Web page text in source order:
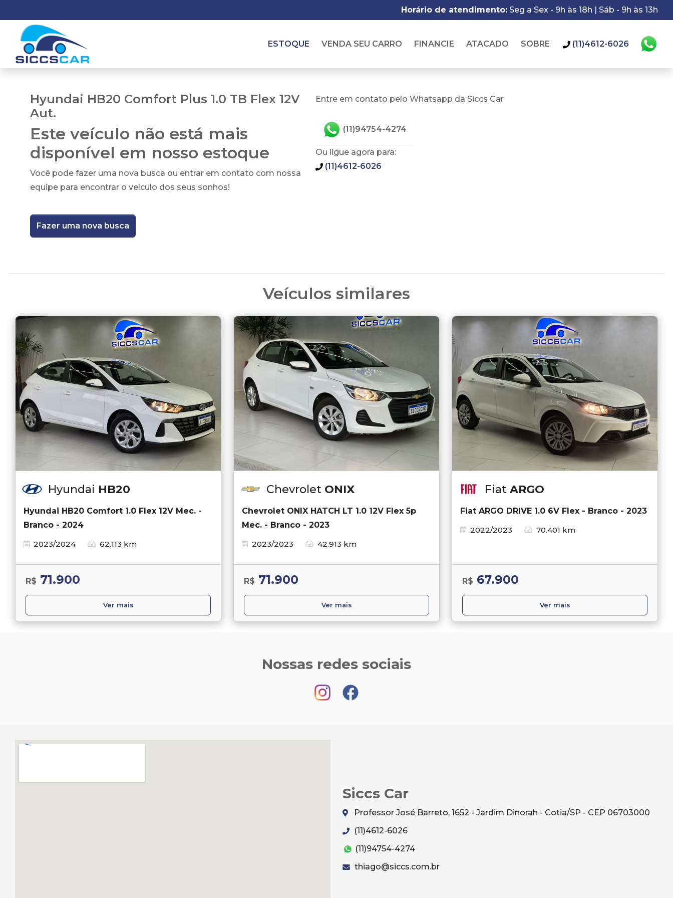
Horário de atendimento: Seg a Sex - 9h às 18h | Sáb - 9h às 13h
ESTOQUE VENDA SEU CARRO FINANCIE ATACADO SOBRE (11)4612-6026
Hyundai HB20 Comfort Plus 1.0 TB Flex 12V
Aut.
Este veículo não está mais
disponível em nosso estoque
Você pode fazer uma nova busca ou entrar em contato com nossa
equipe para encontrar o veículo dos seus sonhos!
Fazer uma nova busca
Entre em contato pelo Whatsapp da Siccs Car
(11)94754-4274
Ou ligue agora para:
(11)4612-6026
Veículos similares
Hyundai HB20
Hyundai HB20 Comfort 1.0 Flex 12V Mec. -
Branco - 2024
2023/2024
62.113 km
R$ 71.900
Ver mais
Chevrolet ONIX
Chevrolet ONIX HATCH LT 1.0 12V Flex 5p
Mec. - Branco - 2023
2023/2023
42.913 km
R$ 71.900
Ver mais
Fiat ARGO
Fiat ARGO DRIVE 1.0 6V Flex - Branco - 2023
2022/2023
70.401 km
R$ 67.900
Ver mais
Nossas redes sociais
Siccs Car
Professor José Barreto, 1652 - Jardim Dinorah - Cotia/SP - CEP 06703000
(11)4612-6026
(11)94754-4274
thiago@siccs.com.br